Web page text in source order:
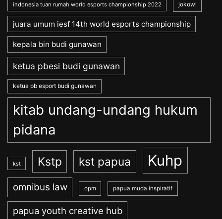
indonesia tuan rumah world esports championship 2022 jokowi
juara umum iesf 14th world esports championship
kepala bin budi gunawan
ketua pbesi budi gunawan
ketua pb esport budi gunawan
kitab undang-undang hukum
pidana
kst Kstp kst papua Kuhp
omnibus law opm papua muda inspiratif
papua youth creative hub